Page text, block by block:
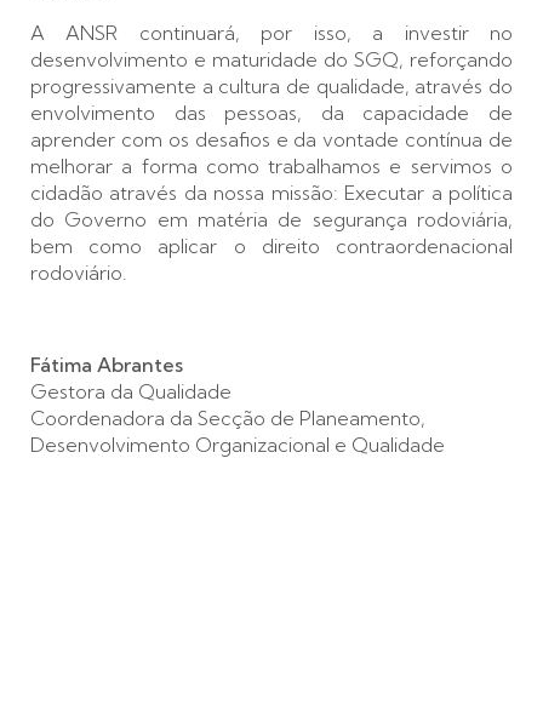
A ANSR continuará, por isso, a investir no
desenvolvimento e maturidade do SGQ, reforçando
progressivamente a cultura de qualidade, através do
envolvimento das pessoas, da capacidade de
aprender com os desafios e da vontade contínua de
melhorar a forma como trabalhamos e servimos o
cidadão através da nossa missão: Executar a política
do Governo em matéria de segurança rodoviária,
bem como aplicar o direito contraordenacional
rodoviário.
Fátima Abrantes
Gestora da Qualidade
Coordenadora da Secção de Planeamento,
Desenvolvimento Organizacional e Qualidade